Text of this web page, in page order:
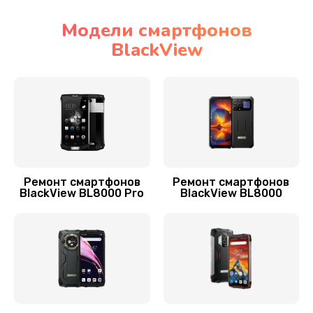
Замена микросхем питания телефона
Замена процессора телефона
Заказать
Русификация телефона
Модели смартфонов
BlackView
Ремонт смартфонов
BlackView BL8000 Pro
Ремонт смартфонов
BlackView BL8000